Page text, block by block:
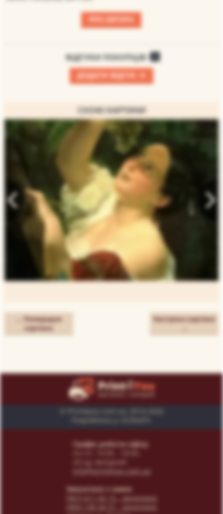
ПРО АВТОРА
ВІДГУКИ ПОКУПЦІВ 0
ДОДАТИ ВІДГУК +
СХОЖІ КАРТИНИ
← Попередня
картина
Наступна картина
Графік роботи офісу:
info@print4you.com.ua
Звязатися з нами:
- менеджер